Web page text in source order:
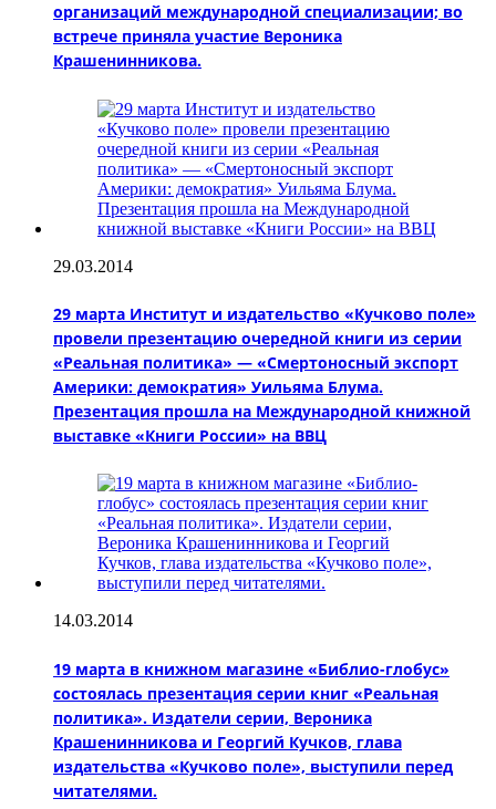
организаций международной специализации; во
встрече приняла участие Вероника
Крашенинникова.
29.03.2014
29 марта Институт и издательство «Кучково поле»
провели презентацию очередной книги из серии
«Реальная политика» — «Смертоносный экспорт
Америки: демократия» Уильяма Блума.
Презентация прошла на Международной книжной
выставке «Книги России» на ВВЦ
14.03.2014
19 марта в книжном магазине «Библио-глобус»
состоялась презентация серии книг «Реальная
политика». Издатели серии, Вероника
Крашенинникова и Георгий Кучков, глава
издательства «Кучково поле», выступили перед
читателями.